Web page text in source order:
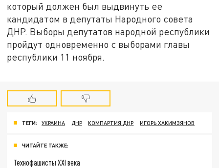
который должен был выдвинуть ее
кандидатом в депутаты Народного совета
ДНР. Выборы депутатов народной республики
пройдут одновременно с выборами главы
республики 11 ноября.
ТЕГИ: УКРАИНА ДНР КОМПАРТИЯ ДНР ИГОРЬ ХАКИМЗЯНОВ
ЧИТАЙТЕ ТАКЖЕ:
Технофашисты XXI века